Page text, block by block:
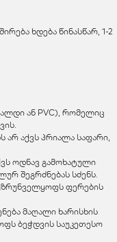
ხდება წინასწარ, 1-2
ან PVC), რომელიც
არ აქვს პრიალა საფარი,
ოდნავ გამოხატული
შეგრძნებას სძენს.
ფერების
მაღალი ხარისხის
ბეჭდვის საუკეთესო